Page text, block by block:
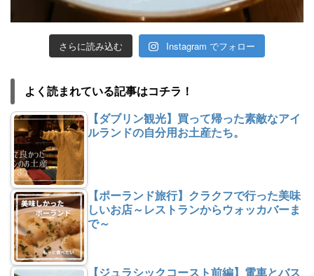
さらに読み込む Instagram でフォロー
よく読まれている記事はコチラ！
【ダブリン観光】買って帰った素敵なアイ
ルランドの自分用お土産たち。
【ポーランド旅行】クラクフで行った美味
しいお店～レストランからウォッカバーま
で～
【ジュラシックコースト前編】電車とバス